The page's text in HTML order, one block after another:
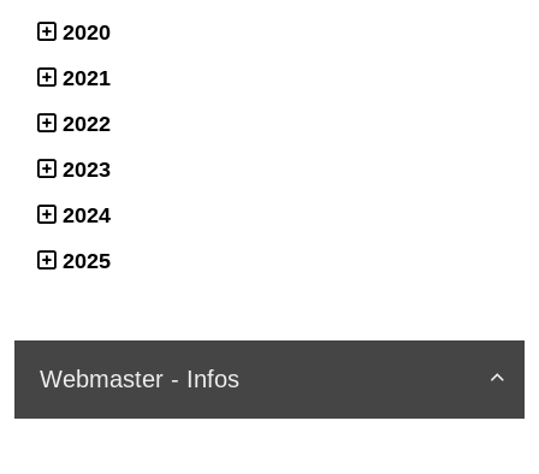
2020
2021
2022
2023
2024
2025

Webmaster - Infos